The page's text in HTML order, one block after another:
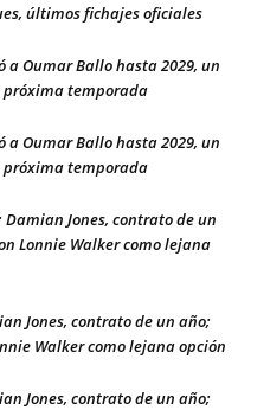
últimos fichajes oficiales
a Oumar Ballo hasta 2029, un
próxima temporada
a Oumar Ballo hasta 2029, un
próxima temporada
Jones, contrato de un
Lonnie Walker como lejana
Jones, contrato de un año;
Walker como lejana opción
Jones, contrato de un año;